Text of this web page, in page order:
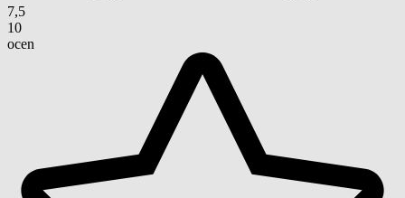
7,5
10
ocen